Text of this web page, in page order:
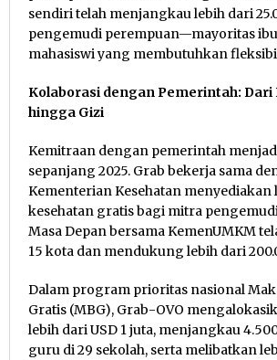
sendiri telah menjangkau lebih dari
pengemudi perempuan—mayoritas
mahasiswi yang membutuhkan
Kolaborasi dengan Pemerintah: Dari
hingga Gizi
Kemitraan dengan pemerintah
sepanjang 2025. Grab bekerja sama
Kementerian Kesehatan menyediakan
kesehatan gratis bagi mitra
Masa Depan bersama KemenUMKM
15 kota dan mendukung lebih dari
Dalam program prioritas nasional
Gratis (MBG), Grab-OVO
lebih dari USD 1 juta, menjangkau
guru di 29 sekolah, serta melibatkan